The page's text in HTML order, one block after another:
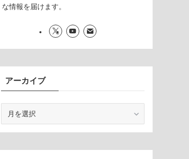
な情報を届けます。
アーカイブ
ブ